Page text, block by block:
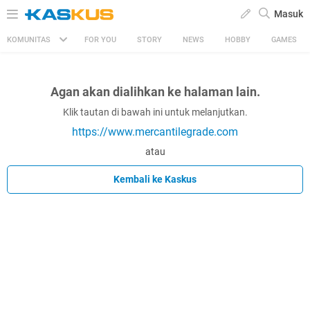
Masuk
KOMUNITAS FOR YOU STORY NEWS HOBBY GAMES
Agan akan dialihkan ke halaman lain.
Klik tautan di bawah ini untuk melanjutkan.
https://www.mercantilegrade.com
atau
Kembali ke Kaskus